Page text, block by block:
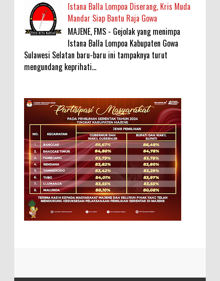
Istana Balla Lompoa Diserang, Kris Muda
Mandar Siap Bantu Raja Gowa
MAJENE, FMS - Gejolak yang menimpa
Istana Balla Lompoa Kabupaten Gowa
Sulawesi Selatan baru-baru ini tampaknya turut
mengundang keprihati...